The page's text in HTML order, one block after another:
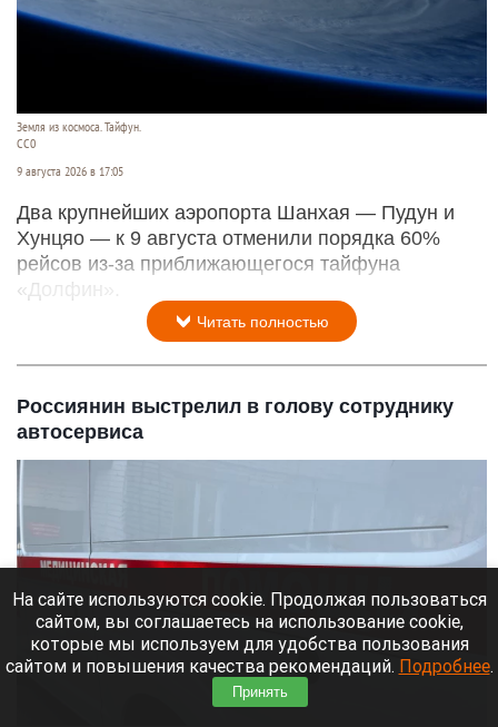
Земля из космоса. Тайфун.
СС0
9 августа 2026 в 17:05
Два крупнейших аэропорта Шанхая — Пудун и
Хунцяо — к 9 августа отменили порядка 60%
рейсов из-за приближающегося тайфуна
«Долфин».
Читать полностью
Россиянин выстрелил в голову сотруднику
автосервиса
На сайте используются cookie. Продолжая пользоваться
сайтом, вы соглашаетесь на использование cookie,
которые мы используем для удобства пользования
сайтом и повышения качества рекомендаций. Подробнее.
Принять